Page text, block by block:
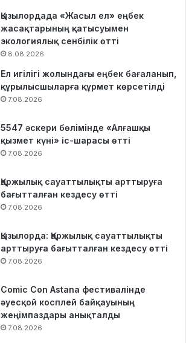
Қызылордада «Жасыл ел» еңбек
жасақтарының қатысуымен
экологиялық сенбілік өтті
8.08.2026
Ел игілігі жолындағы еңбек бағаланып,
құрылысшыларға құрмет көрсетілді
7.08.2026
5547 әскери бөлімінде «Алғашқы
қызмет күні» іс-шарасы өтті
7.08.2026
Қаржылық сауаттылықты арттыруға
бағытталған кездесу өтті
7.08.2026
Қызылорда: Қаржылық сауаттылықты
арттыруға бағытталған кездесу өтті
7.08.2026
Comic Con Astana фестивалінде
әуесқой косплей байқауының
жеңімпаздары анықталды
7.08.2026